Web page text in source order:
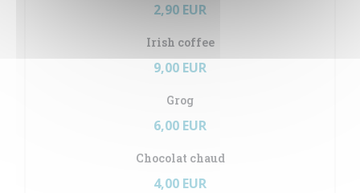
2,90 EUR
Irish coffee
9,00 EUR
Grog
6,00 EUR
Chocolat chaud
4,00 EUR